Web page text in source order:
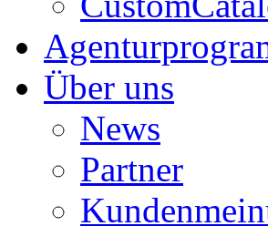
Über uns
News
Partner